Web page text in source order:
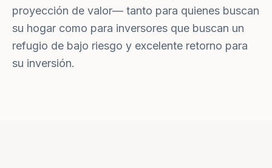
proyección de valor— tanto para quienes buscan
su hogar como para inversores que buscan un
refugio de bajo riesgo y excelente retorno para
su inversión.